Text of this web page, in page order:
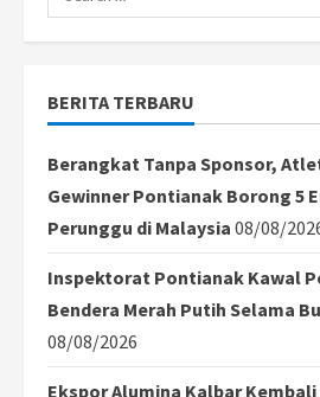
Sungai
Saperak
for:
BERITA TERBARU
Berangkat Tanpa Sponsor,
Gewinner Pontianak Borong 5
Perunggu di Malaysia 08/08/
Inspektorat Pontianak Kawal
Bendera Merah Putih Selama
08/08/2026
Ekspor Alumina Kalbar